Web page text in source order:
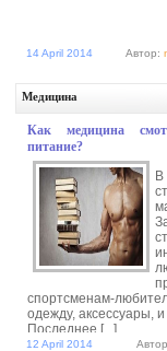
14 April 2014 Автор:
Медицина
Как медицина
питание?
В
спортсменам-
одежду, аксессуары,
Последнее [...]
12 April 2014